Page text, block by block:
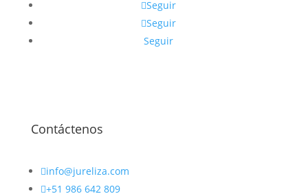
Seguir
Seguir
Seguir
Contáctenos
info@jureliza.com
+51 986 642 809